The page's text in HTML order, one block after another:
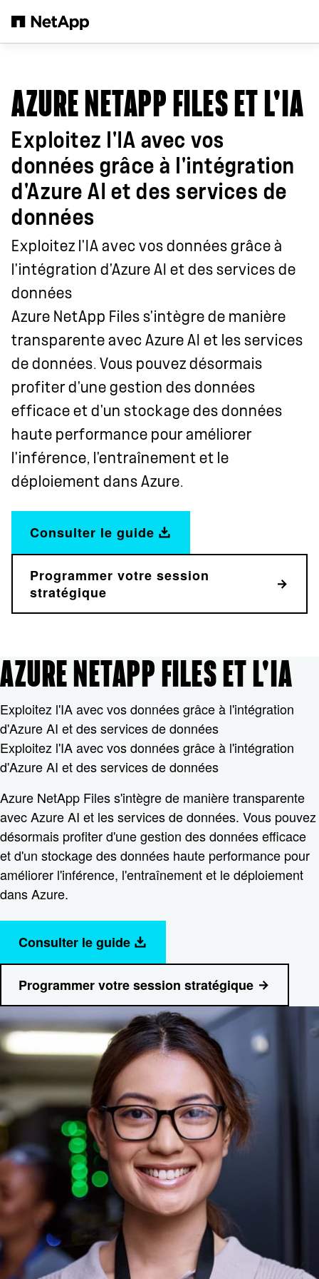
AZURE NETAPP FILES ET L'IA
Exploitez l'IA avec vos
données grâce à l'intégration
d'Azure AI et des services de
données
Exploitez l'IA avec vos données grâce à
l'intégration d'Azure AI et des services de
données
Azure NetApp Files s'intègre de manière
transparente avec Azure AI et les services
de données. Vous pouvez désormais
profiter d'une gestion des données
efficace et d'un stockage des données
haute performance pour améliorer
l'inférence, l'entraînement et le
déploiement dans Azure.
Consulter le guide
Programmer votre session
stratégique
AZURE NETAPP FILES ET L'IA
Exploitez l'IA avec vos données grâce à l'intégration
d'Azure AI et des services de données
Exploitez l'IA avec vos données grâce à l'intégration
d'Azure AI et des services de données
Azure NetApp Files s'intègre de manière transparente
avec Azure AI et les services de données. Vous pouvez
désormais profiter d'une gestion des données efficace
et d'un stockage des données haute performance pour
améliorer l'inférence, l'entraînement et le déploiement
dans Azure.
Consulter le guide
Programmer votre session stratégique